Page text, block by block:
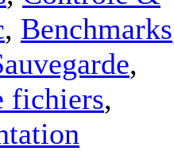
, Benchmarks
,
fichiers,